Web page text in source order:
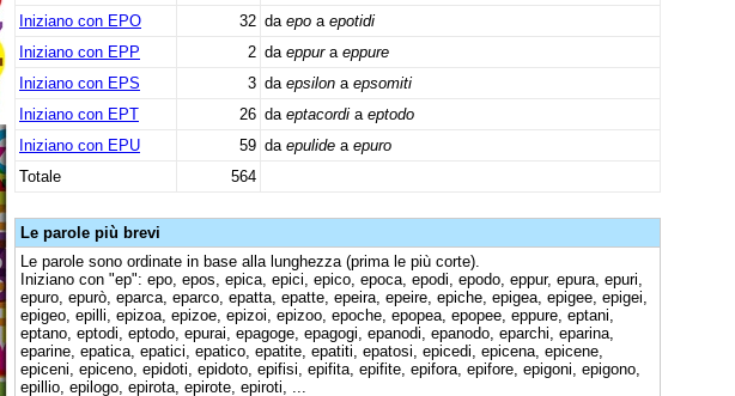
Iniziano con EPO
32 da epo a epotidi
Iniziano con EPP
2 da eppura eppure
Iniziano con EPS
3 da epsilon a epsomiti
Iniziano con EPT
26 da eptacordi a eptodo
Iniziano con EPU
59 da epulide a epuro
Totale
564
Le parole più brevi
Le parole sono ordinate in base alla lunghezza (prima le più corte).
Iniziano con "ep": epo, epos, epica, epici, epico, epoca, epodi, epodo, eppur, epura, epuri,
epuro, epurò, eparca, eparco, epatta, epatte, epeira, epeire, epiche, epigea, epigee, epigei,
epigeo, epilli, epizoa, epizoe, epizoi, epizoo, epoche, epopea, epopee, eppure, eptani,
eptano, eptodi, eptodo, epurai, epagoge, epagogi, epanodi, epanodo, eparchi, eparina,
eparine, epatica, epatici, epatico, epatite, epatiti, epatosi, epicedi, epicena, epicene,
epiceni, epiceno, epidoti, epidoto, epifisi, epifita, epifite, epifora, epifore, epigoni, epigono,
epillio, epilogo, epirota, epirote, epiroti, ...